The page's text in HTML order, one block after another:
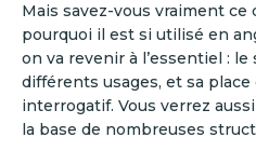
Mais savez-vous vraiment
pourquoi il est si utilisé en
on va revenir à l’essentiel : le
différents usages, et sa place
interrogatif. Vous verrez
la base de nombreuses